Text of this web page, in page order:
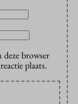
browser
plaats.